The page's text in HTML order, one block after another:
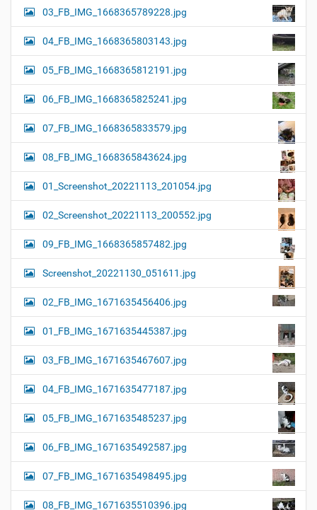
03_FB_IMG_1668365789228.jpg
04_FB_IMG_1668365803143.jpg
05_FB_IMG_1668365812191.jpg
06_FB_IMG_1668365825241.jpg
07_FB_IMG_1668365833579.jpg
08_FB_IMG_1668365843624.jpg
01_Screenshot_20221113_201054.jpg
02_Screenshot_20221113_200552.jpg
09_FB_IMG_1668365857482.jpg
Screenshot_20221130_051611.jpg
02_FB_IMG_1671635456406.jpg
01_FB_IMG_1671635445387.jpg
03_FB_IMG_1671635467607.jpg
04_FB_IMG_1671635477187.jpg
05_FB_IMG_1671635485237.jpg
06_FB_IMG_1671635492587.jpg
07_FB_IMG_1671635498495.jpg
08_FB_IMG_1671635510396.jpg